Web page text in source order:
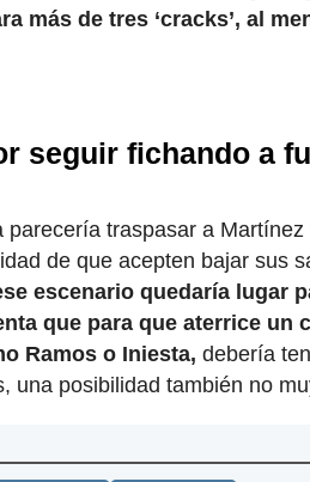
más de tres ‘cracks’, al
seguir fichando a
traspasar a
de que acepten bajar sus
escenario quedaría lugar
que para que aterrice un
Ramos o Iniesta, debería
una posibilidad también no